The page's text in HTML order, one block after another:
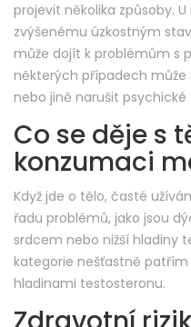
projevit několika způsoby.
zvýšenému úzkostným
může dojít k problémům s
některých případech
nebo jině narušit psychické
Co se děje s
konzumaci
Když jde o tělo, časté
řadu problémů, jako jsou
srdcem nebo nižší hladiny
kategorie nešťastně
hladinami testosteronu.